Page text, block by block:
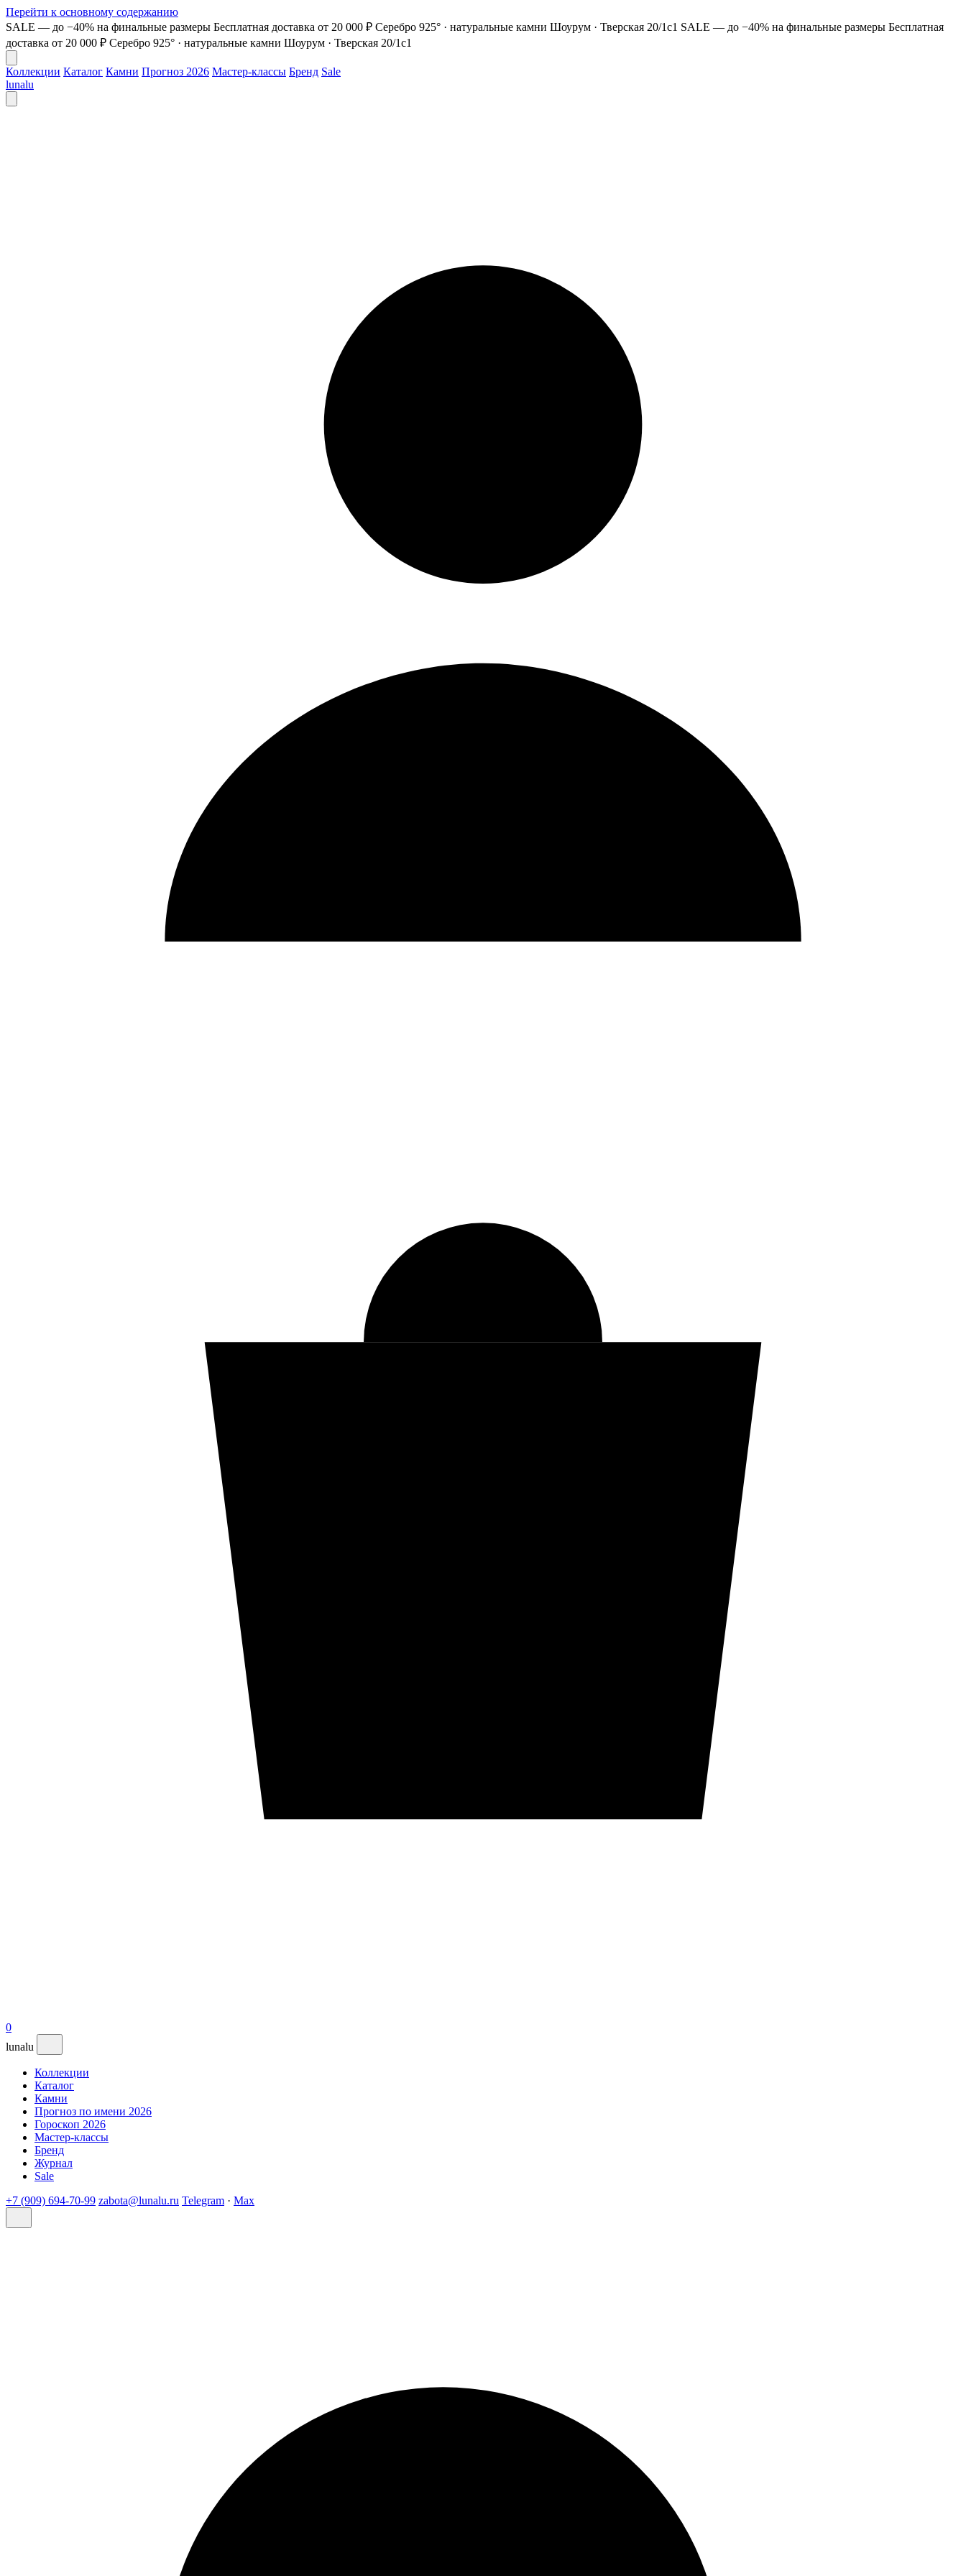
Перейти к основному содержанию
SALE — до −40% на финальные размеры Бесплатная доставка от 20 000 ₽ Серебро 925° · натуральные камни Шоурум · Тверская 20/1с1 SALE — до −40% на финальные размеры Бесплатная
доставка от 20 000 ₽ Серебро 925° · натуральные камни Шоурум · Тверская 20/1с1
Коллекции Каталог Камни Прогноз 2026 Мастер-классы Бренд Sale
lunalu
0
lunalu
Коллекции
Каталог
Камни
Прогноз по имени 2026
Гороскоп 2026
Мастер-классы
Бренд
Журнал
Sale
+7 (909) 694-70-99 zabota@lunalu.ru Telegram · Max